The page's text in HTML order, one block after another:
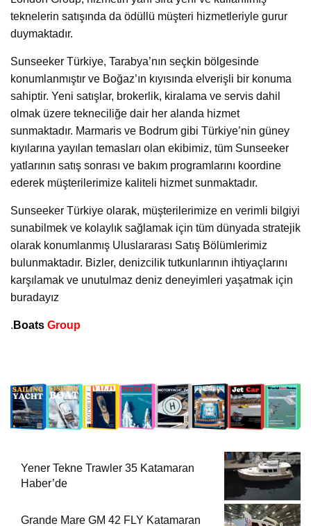
teknelerin satışında da ödüllü müşteri hizmetleriyle gurur
duymaktadır.
Sunseeker Türkiye, Tarabya’nın seçkin bölgesinde
konumlanmıştır ve Boğaz’ın kıyısında elverişli bir konuma
sahiptir. Yeni satışlar, brokerlik, kiralama ve servis dahil
olmak üzere tekneciliğe dair her alanda hizmet
sunmaktadır. Marmaris ve Bodrum gibi Türkiye’nin güney
kıyılarına yayılan temasları olan ekibimiz, tüm Sunseeker
yatlarının satış sonrası ve bakım programlarını koordine
ederek müşterilerimize kaliteli hizmet sunmaktadır.
Sunseeker Türkiye olarak, müşterilerimize en verimli bilgiyi
sunabilmek ve kolaylık sağlamak için tüm dünyada stratejik
olarak konumlanmış Uluslararası Satış Bölümlerimiz
bulunmaktadır. Bizler, denizcilik tutkunlarının ihtiyaçlarını
karşılamak ve unutulmaz deniz deneyimleri yaşatmak için
buradayız
. Boats Group
Yener Tekne Trawler 35 Katamaran
Haber’de
Grande Mare GM 42 FLY Katamaran